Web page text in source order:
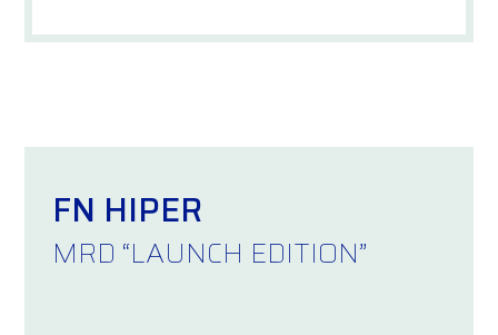
FN HIPER
MRD “LAUNCH EDITION”